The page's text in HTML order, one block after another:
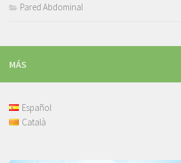
Pared Abdominal
MÁS
Español
Català